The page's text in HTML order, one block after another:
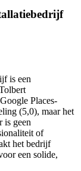
is een
Places-
(5,0), maar het
is geen
of
het bedrijf
een solide,